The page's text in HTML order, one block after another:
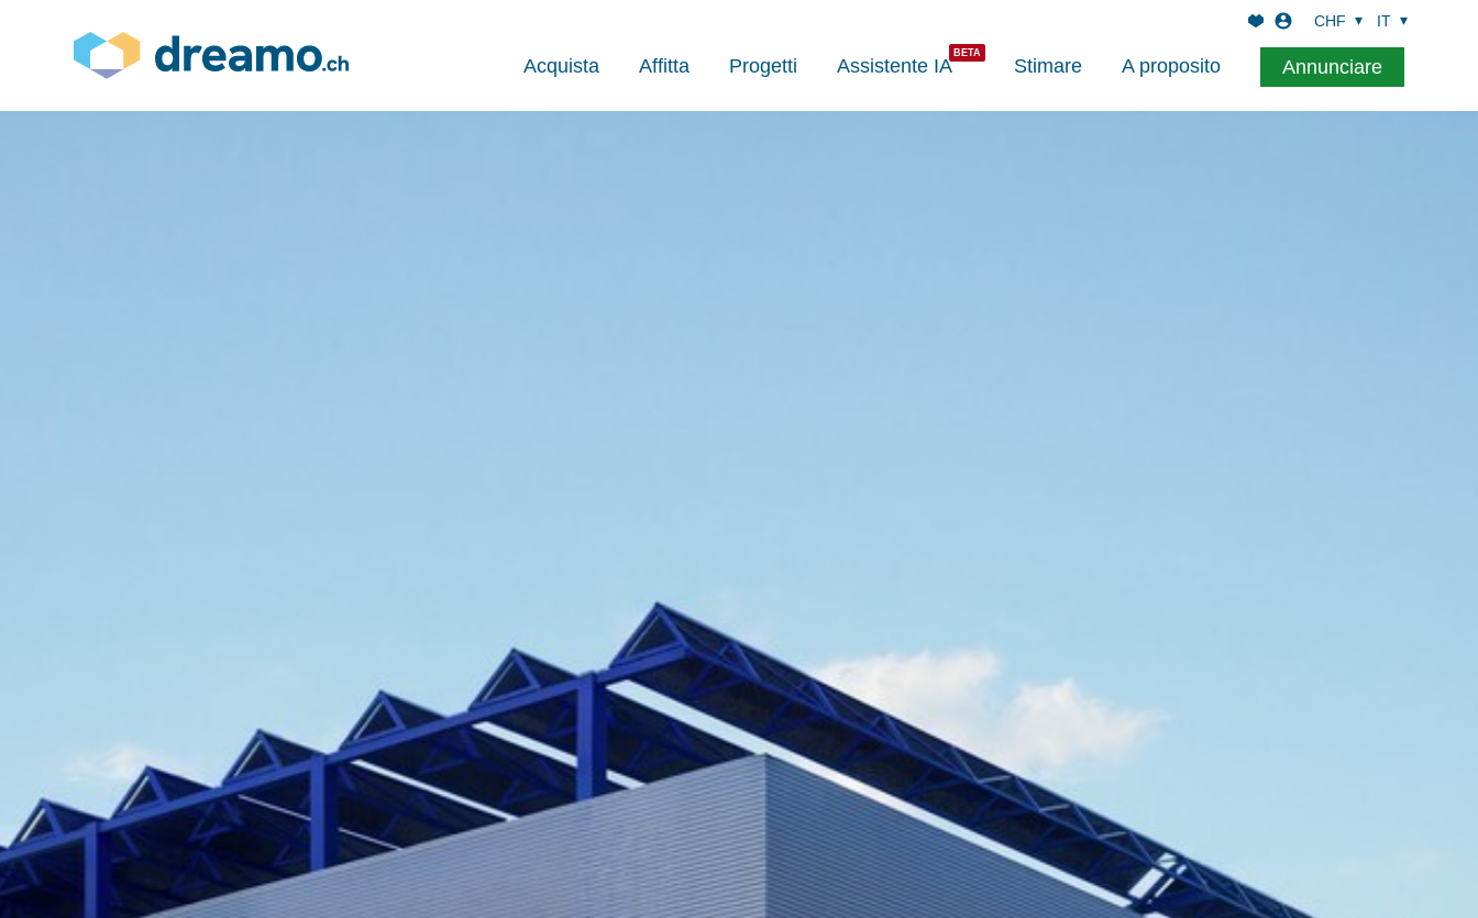
Acquista Affitta Progetti Assistente IA Stimare A proposito Annunciare
CHF IT